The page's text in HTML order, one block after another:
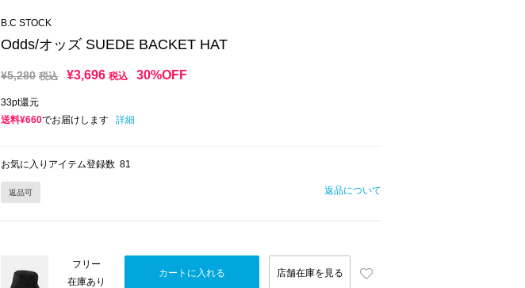
B.C STOCK
Odds/オッズ SUEDE BACKET HAT
¥5,280 税込 ¥3,696 税込 30%OFF
33pt還元
送料¥660でお届けします 詳細
お気に入りアイテム登録数 81
返品可 返品について
フリー
在庫あり
カートに入れる 店舗在庫を見る